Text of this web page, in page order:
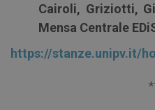
Cairoli, Griziotti,
Mensa Centrale
https://stanze.unipv.it/